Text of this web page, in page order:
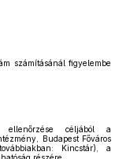
számításánál figyelembe
ellenőrzése céljából a
Budapest Főváros
Kincstár), a